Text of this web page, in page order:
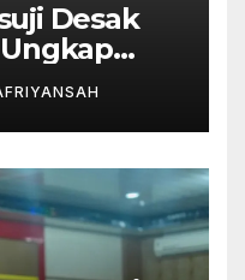
Desak
Korupsi